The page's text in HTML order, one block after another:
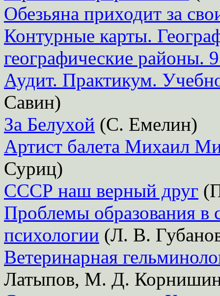
Обезьяна приходит за
Контурные карты.
географические районы.
Аудит. Практикум.
Савин)
За Белухой (С. Емелин)
Артист балета Михаил
Суриц)
СССР наш верный друг
Проблемы образования в
психологии (Л. В.
Ветеринарная
Латыпов, М. Д.